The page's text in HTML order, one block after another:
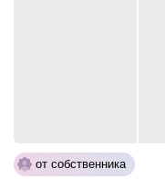
от собственника